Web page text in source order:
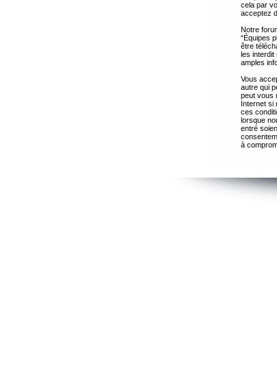
cela par
acceptez
Notre
“Équipes
être
les interdit
amples
Vous
autre qui
peut vous
Internet si
ces
lorsque
entré
à